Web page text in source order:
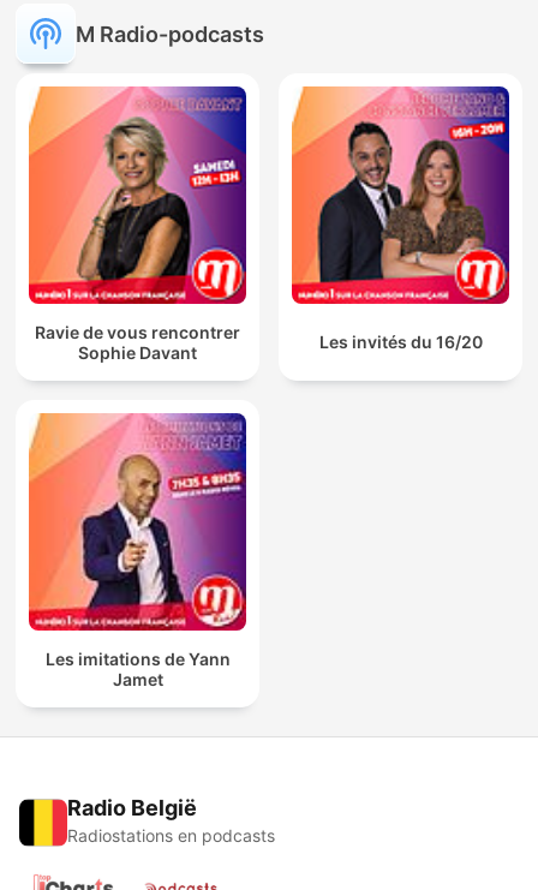
M Radio-podcasts
Ravie de vous rencontrer
Sophie Davant
Les invités du 16/20
Les imitations de Yann
Jamet
Radio België
Radiostations en podcasts